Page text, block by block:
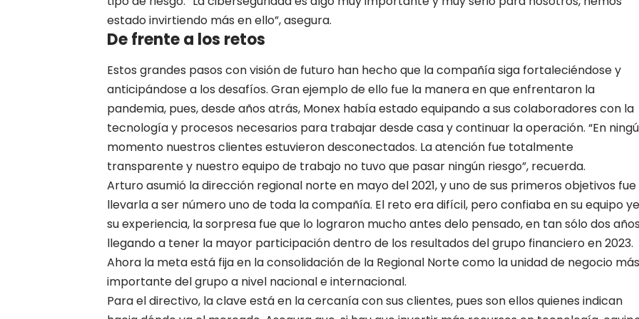
estado invirtiendo más en ello”, asegura.
De frente a los retos
Estos grandes pasos con visión de futuro han hecho que la compañía siga fortaleciéndose y
anticipándose a los desafíos. Gran ejemplo de ello fue la manera en que enfrentaron la
pandemia, pues, desde años atrás, Monex había estado equipando a sus colaboradores con la
tecnología y procesos necesarios para trabajar desde casa y continuar la operación. “En
momento nuestros clientes estuvieron desconectados. La atención fue totalmente
transparente y nuestro equipo de trabajo no tuvo que pasar ningún riesgo”, recuerda.
Arturo asumió la dirección regional norte en mayo del 2021, y uno de sus primeros objetivos fue
llevarla a ser número uno de toda la compañía. El reto era difícil, pero confiaba en su equipo
su experiencia, la sorpresa fue que lo lograron mucho antes delo pensado, en tan sólo dos
llegando a tener la mayor participación dentro de los resultados del grupo financiero en 2023.
Ahora la meta está fija en la consolidación de la Regional Norte como la unidad de negocio más
importante del grupo a nivel nacional e internacional.
Para el directivo, la clave está en la cercanía con sus clientes, pues son ellos quienes indican